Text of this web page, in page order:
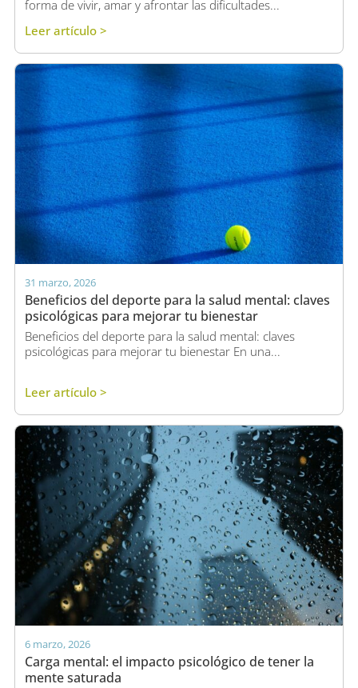
forma de vivir, amar y afrontar las dificultades...
Leer artículo >
31 marzo, 2026
Beneficios del deporte para la salud mental: claves
psicológicas para mejorar tu bienestar
Beneficios del deporte para la salud mental: claves
psicológicas para mejorar tu bienestar En una...
Leer artículo >
6 marzo, 2026
Carga mental: el impacto psicológico de tener la
mente saturada